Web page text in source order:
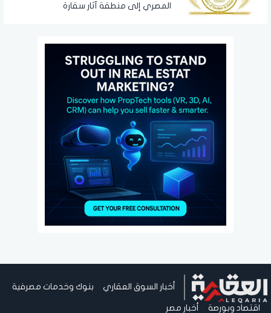
المصري إلى منطقة آثار سقارة
أخبار السوق العقاري بنوك وخدمات مصرفية
اقتصاد وبورصة أخبار مصر